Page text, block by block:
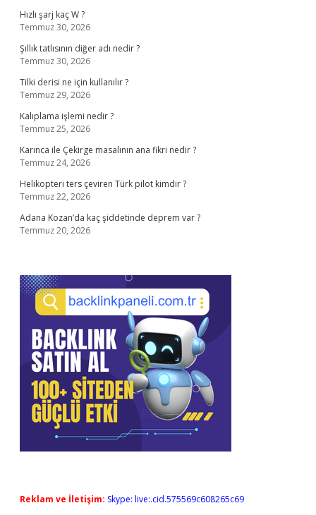
Hızlı şarj kaç W ?
Temmuz 30, 2026
Şıllık tatlısının diğer adı nedir ?
Temmuz 30, 2026
Tilki derisi ne için kullanılır ?
Temmuz 29, 2026
Kalıplama işlemi nedir ?
Temmuz 25, 2026
Karınca ile Çekirge masalının ana fikri nedir ?
Temmuz 24, 2026
Helikopteri ters çeviren Türk pilot kimdir ?
Temmuz 22, 2026
Adana Kozan’da kaç şiddetinde deprem var ?
Temmuz 20, 2026
Reklam ve İletişim: Skype: live:.cid.575569c608265c69